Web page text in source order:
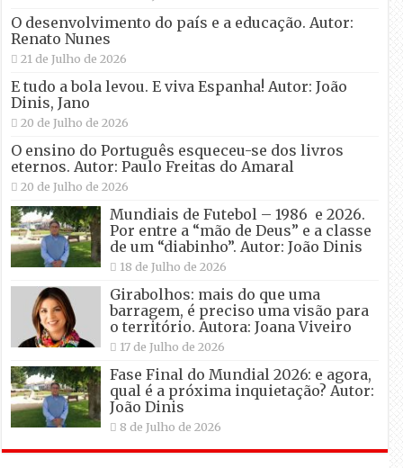
O desenvolvimento do país e a educação. Autor:
Renato Nunes
21 de Julho de 2026
E tudo a bola levou. E viva Espanha! Autor: João
Dinis, Jano
20 de Julho de 2026
O ensino do Português esqueceu-se dos livros
eternos. Autor: Paulo Freitas do Amaral
20 de Julho de 2026
Mundiais de Futebol – 1986 e 2026.
Por entre a “mão de Deus” e a classe
de um “diabinho”. Autor: João Dinis
18 de Julho de 2026
Girabolhos: mais do que uma
barragem, é preciso uma visão para
o território. Autora: Joana Viveiro
17 de Julho de 2026
Fase Final do Mundial 2026: e agora,
qual é a próxima inquietação? Autor:
João Dinis
8 de Julho de 2026